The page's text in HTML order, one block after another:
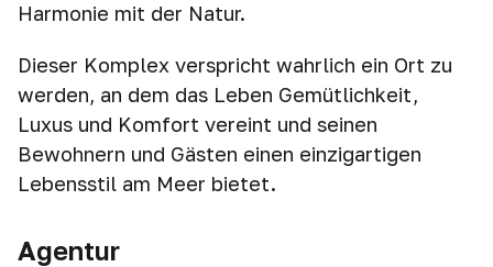
Harmonie mit der Natur.
Dieser Komplex verspricht wahrlich ein Ort zu
werden, an dem das Leben Gemütlichkeit,
Luxus und Komfort vereint und seinen
Bewohnern und Gästen einen einzigartigen
Lebensstil am Meer bietet.
Agentur